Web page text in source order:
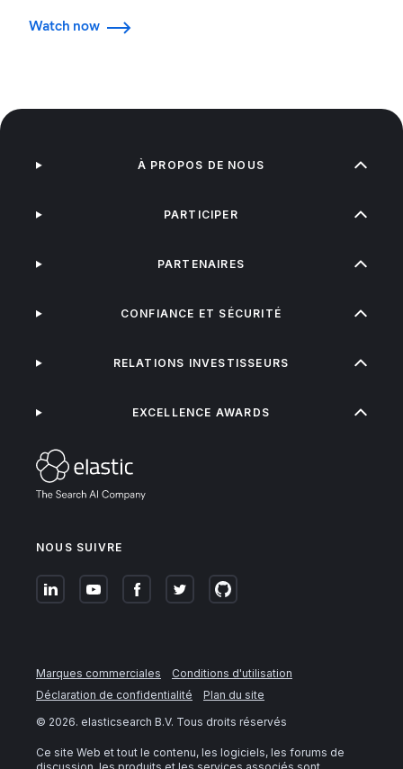
Watch now
NOUS SUIVRE
À PROPOS DE NOUS
PARTICIPER
PARTENAIRES
CONFIANCE ET SÉCURITÉ
RELATIONS INVESTISSEURS
EXCELLENCE AWARDS
Marques commerciales
Conditions d'utilisation
Déclaration de confidentialité
Plan du site
© 2026. elasticsearch B.V. Tous droits réservés
Ce site Web et tout le contenu, les logiciels, les forums de